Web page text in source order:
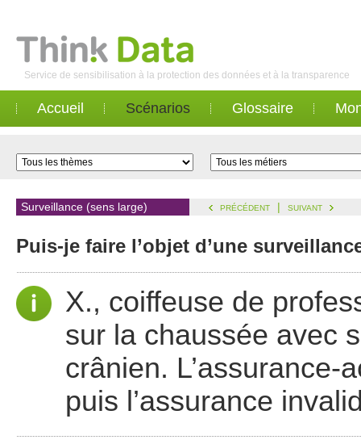
Service de sensibilisation à la protection des données et à la transparence
Accueil Scénarios Glossaire
Surveillance (sens large) PRÉCÉDENT | SUIVANT
Puis-je faire l’objet d’une
X., coiffeuse de
sur la chaussée avec
crânien. L’assurance-
puis l’assurance